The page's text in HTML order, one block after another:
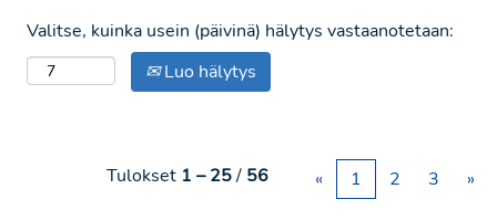
Valitse, kuinka usein (päivinä) hälytys vastaanotetaan:
Luo hälytys
Tulokset 1 – 25/ 56 « 1 2 3 »